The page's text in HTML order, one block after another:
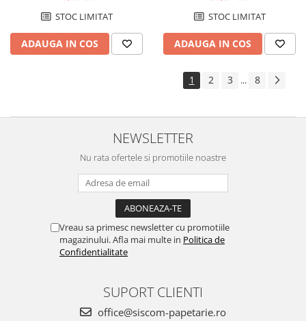
STOC LIMITAT
ADAUGA IN COS
STOC LIMITAT
ADAUGA IN COS
1 2 3 ... 8
NEWSLETTER
Nu rata ofertele si promotiile noastre
Vreau sa primesc newsletter cu promotiile
magazinului. Afla mai multe in Politica de
Confidentialitate
SUPORT CLIENTI
office@siscom-papetarie.ro